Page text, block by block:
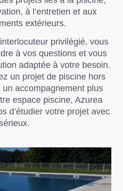
à l’entretien et aux
extérieurs.
privilégié, vous
à vos questions et vous
adaptée à votre besoin.
un projet de piscine hors
accompagnement plus
espace piscine, Azurea
d’étudier votre projet avec